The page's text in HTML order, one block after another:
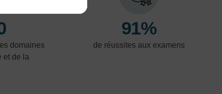
domaines
et de la
91%
de réussites aux examens